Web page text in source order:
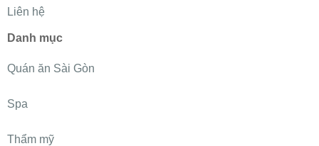
Liên hệ
Danh mục
Quán ăn Sài Gòn
Spa
Thẩm mỹ